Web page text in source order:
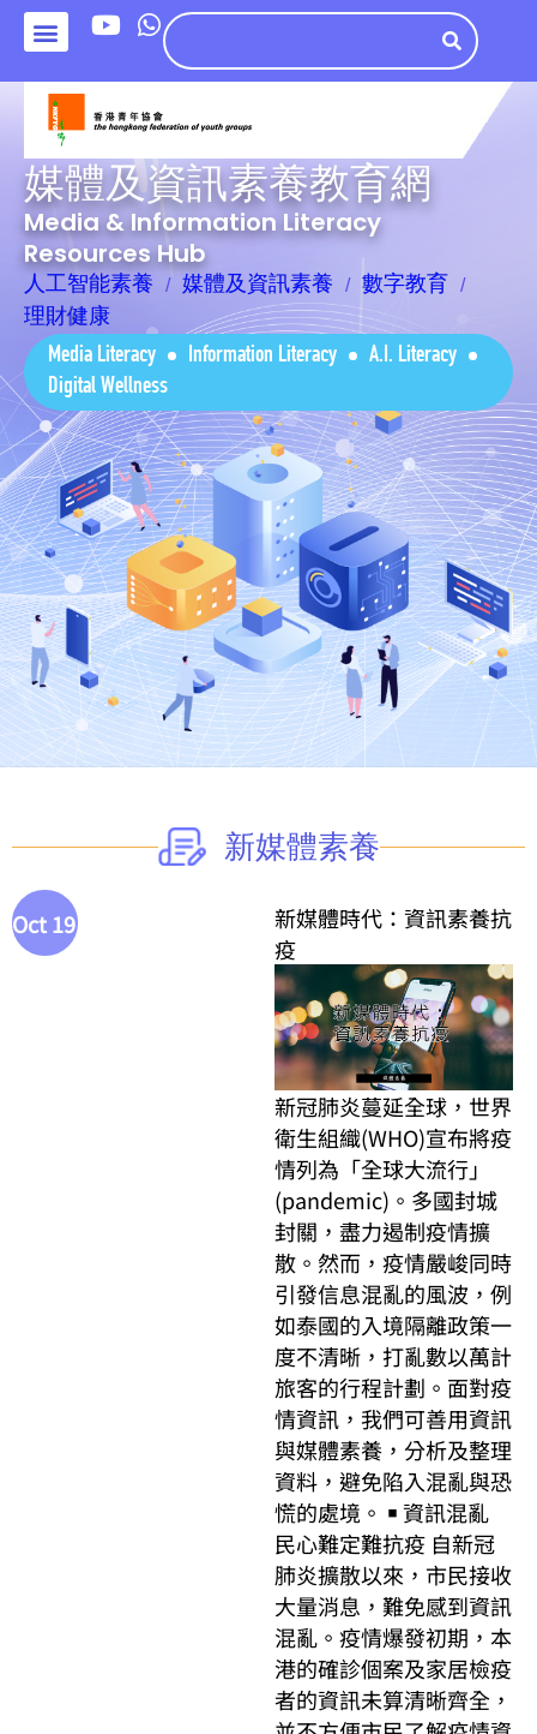
媒體及資訊素養教育網
Media & Information Literacy
Resources Hub
人工智能素養 媒體及資訊素養
數字教育
理財健康
Media Literacy Information Literacy
A.I. Literacy
Digital Wellness
新媒體素養
Oct 19
新媒體時代：資訊素養抗
疫
新冠肺炎蔓延全球，世界
衛生組織(WHO)宣布將疫
情列為「全球大流行」
(pandemic)。多國封城
封關，盡力遏制疫情擴
散。然而，疫情嚴峻同時
引發信息混亂的風波，例
如泰國的入境隔離政策一
度不清晰，打亂數以萬計
旅客的行程計劃。面對疫
情資訊，我們可善用資訊
與媒體素養，分析及整理
資料，避免陷入混亂與恐
慌的處境。 ￭ 資訊混亂
民心難定難抗疫 自新冠
肺炎擴散以來，市民接收
大量消息，難免感到資訊
混亂。疫情爆發初期，本
港的確診個案及家居檢疫
者的資訊未算清晰齊全，